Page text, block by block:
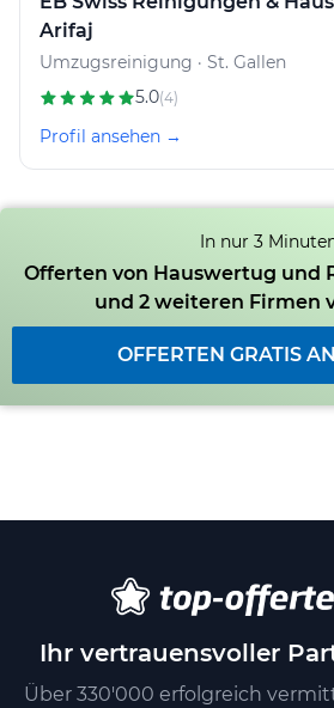
Arifaj
Umzugsreinigung · St. Gallen
5.0(4)
Profil ansehen →
In nur 3
Offerten von Hauswertug und
und 2 weiteren Firmen
OFFERTEN GRATIS
Ihr vertrauensvoller
Über 330'000 erfolgreich